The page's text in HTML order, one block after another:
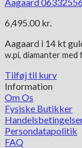
6,495.00 kr.
Aagaard i 14 kt
w.pi, diamanter med
Tilføj til kurv
Information
Om Os
Fysiske Butikker
Persondatapolitik
FAQ